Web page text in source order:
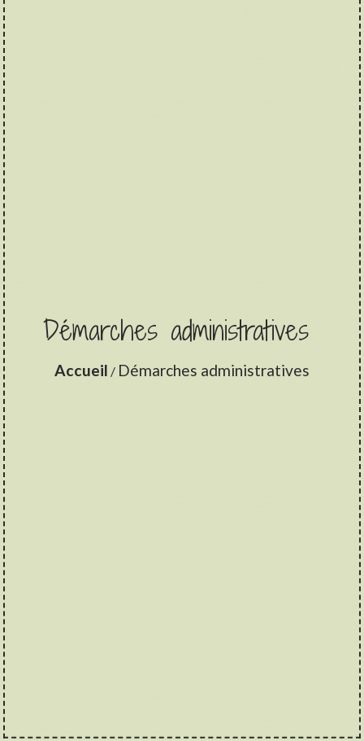
Démarches administratives
Accueil / Démarches administratives